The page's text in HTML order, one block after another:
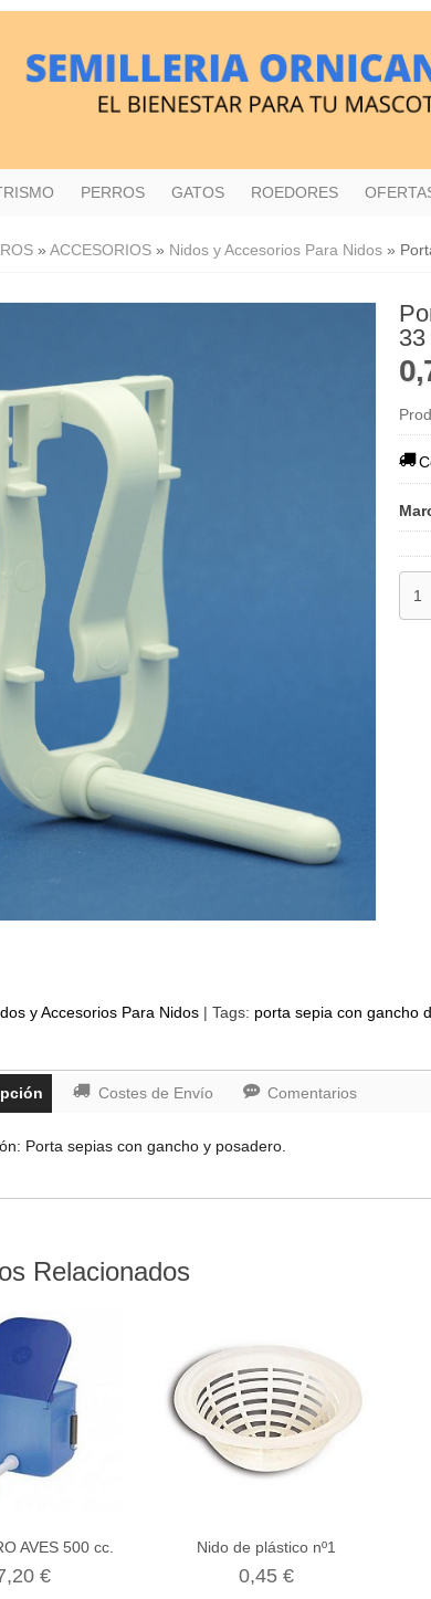
PERROS GATOS ROEDORES
» ACCESORIOS» Nidos y Accesorios Para Nidos»
33
y Accesorios Para Nidos| Tags: porta sepia con gancho
Costes de Envío Comentarios
Porta sepias con gancho y posadero.
Relacionados
AVES 500 cc.
€
Nido de plástico nº1
0,45 €